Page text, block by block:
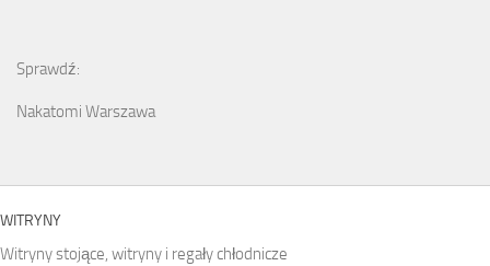
Sprawdź:
Nakatomi Warszawa
WITRYNY
Witryny stojące, witryny i regały chłodnicze